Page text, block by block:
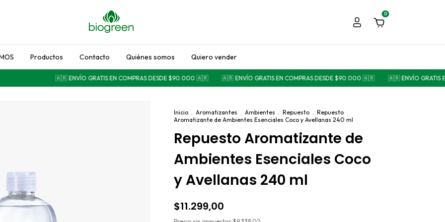
0
Productos Contacto Quiénes somos Quiero vender
🇦🇷 ENVÍO GRATIS EN COMPRAS DESDE $90.000 🇦🇷 🇦🇷 ENVÍO GRATIS EN COMPRAS DESDE $90.000 🇦🇷 🇦🇷 ENVÍO GRATIS
Inicio . Aromatizantes . Ambientes . Repuesto . Repuesto
Aromatizante de Ambientes Esenciales Coco y Avellanas 240 ml
Repuesto Aromatizante de
Ambientes Esenciales Coco
y Avellanas 240 ml
$11.299,00